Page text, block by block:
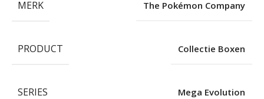
MERK The Pokémon Company
PRODUCT Collectie Boxen
SERIES Mega Evolution